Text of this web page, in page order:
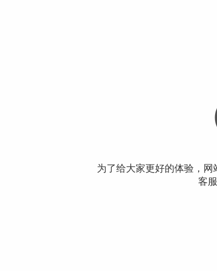
为了给大家更好的体验，
客